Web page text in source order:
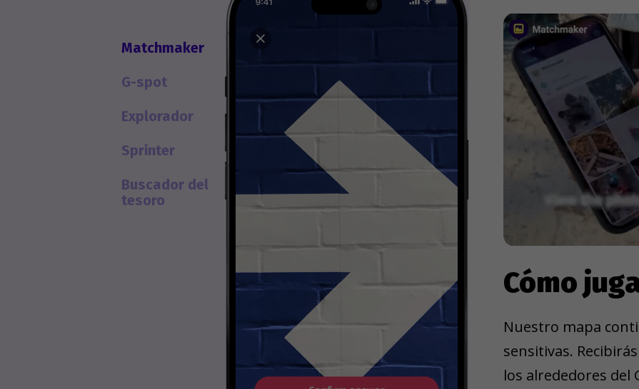
Matchmaker
G-spot
Explorador
Sprinter
Buscador del
tesoro
Cómo
Nuestro mapa
sensitivas.
los alrededores del